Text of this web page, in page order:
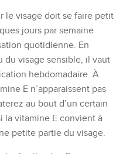
le visage doit se faire petit
jours par semaine
quotidienne. En
du visage sensible, il vaut
hebdomadaire. À
E n’apparaissent pas
au bout d’un certain
la vitamine E convient à
petite partie du visage.